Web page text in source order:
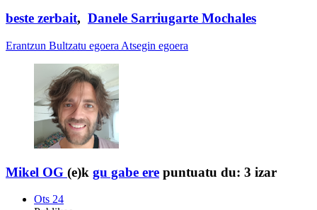
beste zerbait, Danele Sarriugarte Mochales
Erantzun Bultzatu egoera Atsegin egoera
Mikel OG (e)k gu gabe ere puntuatu du: 3 izar
Ots 24